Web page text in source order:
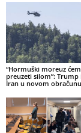
“Hormuški moreuz
preuzeti silom”: Trump
Iran u novom obračunu